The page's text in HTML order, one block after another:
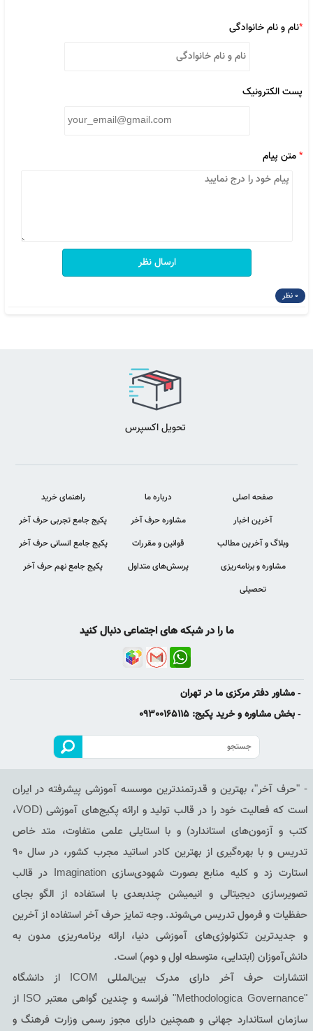
*نام و نام خانوادگی
پست الکترونیک
*متن پیام
ارسال نظر
0 نظر
تحویل اکسپرس
صفحه اصلی
آخرین اخبار
وبلاگ و آخرین مطالب
مشاوره و برنامه‌ریزی
تحصیلی
درباره ما
مشاوره حرف آخر
قوانین و مقررات
پرسش‌های متداول
راهنمای خرید
پکیج جامع تجربی حرف آخر
پکیج جامع انسانی حرف آخر
پکیج جامع نهم حرف آخر
ما را در شبکه های اجتماعی دنبال کنید
- مشاور دفتر مرکزی ما در تهران
- بخش مشاوره و خرید پکیج: 09300165115
- "حرف آخر"، بهترین و قدرتمندترین موسسه آموزشی پیشرفته در ایران
است که فعالیت خود را در قالب تولید و ارائه پکیج‌های آموزشی (VOD،
کتب و آزمون‌های استاندارد) و با استایلی علمی متفاوت، متد خاص
تدریس و با بهره‌گیری از بهترین کادر اساتید مجرب کشور، در سال 90
استارت زد و کلیه منابع بصورت شهودی‌سازی Imagination در قالب
تصویرسازی دیجیتالی و انیمیشن چندبعدی با استفاده از الگو بجای
حفظیات و فرمول تدریس می‌شوند. وجه تمایز حرف آخر استفاده از آخرین
و جدیدترین تکنولوژی‌های آموزشی دنیا، ارائه برنامه‌ریزی مدون به
دانش‌آموزان (ابتدایی، متوسطه اول و دوم) است.
انتشارات حرف آخر دارای مدرک بین‌المللی ICOM از دانشگاه
"Methodologica Governance" فرانسه و چندین گواهی معتبر ISO از
سازمان استاندارد جهانی و همچنین دارای مجوز رسمی وزارت فرهنگ و